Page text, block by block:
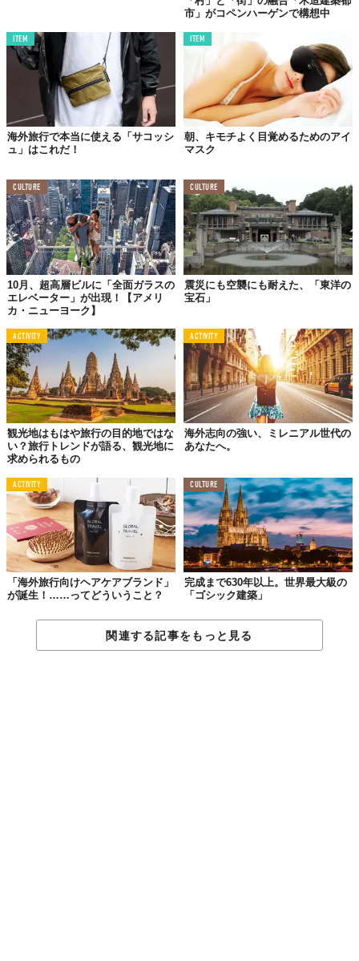
TABI LABO
この世界は、もっと広いはずだ。
市」がコペンハーゲンで構想中
ITEM
海外旅行で本当に使える「サコッシ
ュ」はこれだ！
ITEM
朝、キモチよく目覚めるためのアイ
マスク
CULTURE
10月、超高層ビルに「全面ガラスの
エレベーター」が出現！【アメリ
カ・ニューヨーク】
CULTURE
震災にも空襲にも耐えた、「東洋の
宝石」
ACTIVITY
観光地はもはや旅行の目的地ではな
い？旅行トレンドが語る、観光地に
求められるもの
ACTIVITY
海外志向の強い、ミレニアル世代の
あなたへ。
ACTIVITY
「海外旅行向けヘアケアブランド」
が誕生！……ってどういうこと？
CULTURE
完成まで630年以上。世界最大級の
「ゴシック建築」
関連する記事をもっと見る